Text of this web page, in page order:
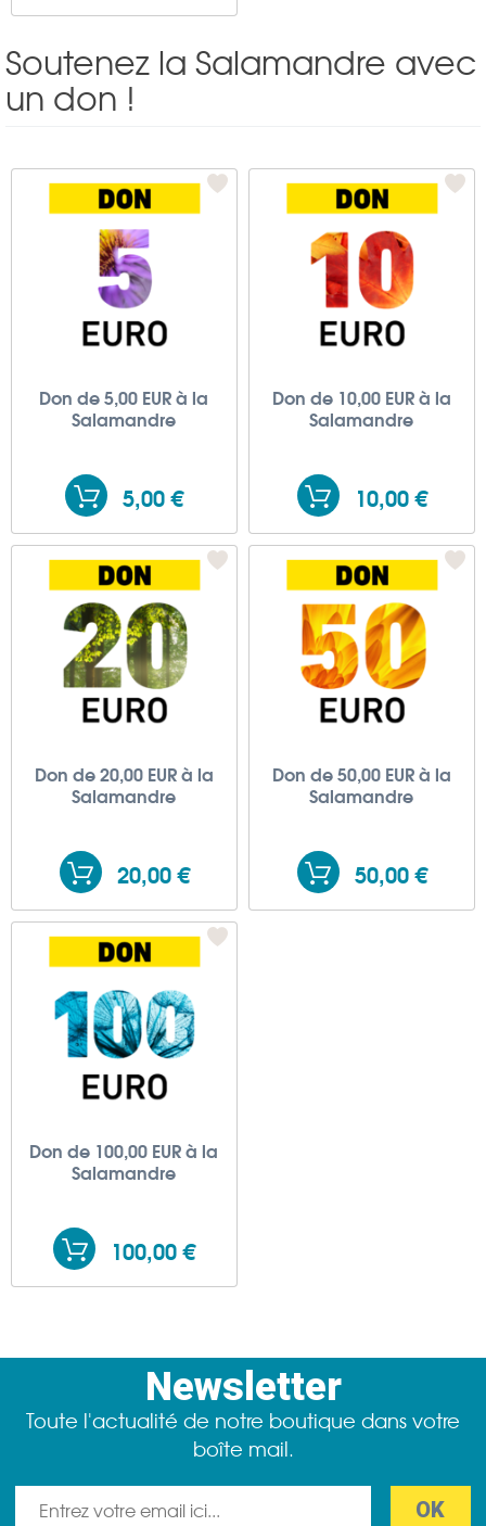
Soutenez la Salamandre avec
un don !
Don de 5,00 EUR à la
Salamandre
5,00 €
Don de 10,00 EUR à la
Salamandre
10,00 €
Don de 20,00 EUR à la
Salamandre
20,00 €
Don de 50,00 EUR à la
Salamandre
50,00 €
Don de 100,00 EUR à la
Salamandre
100,00 €
Newsletter
Toute l'actualité de notre boutique dans votre
boîte mail.